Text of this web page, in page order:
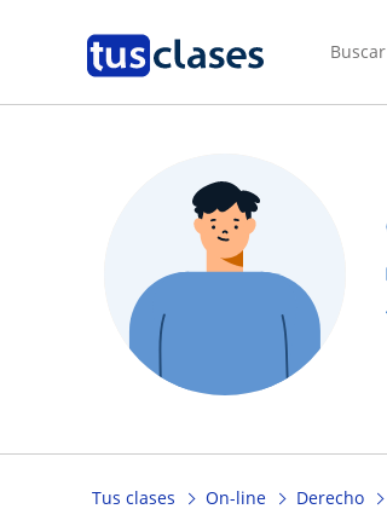
Buscar
Tus clases On-line Derecho